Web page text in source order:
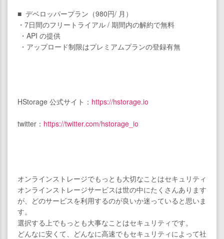
■ デベロッパープラン（980円/ 月）
・7日間のフリートライアル / 期間内の解約で無料
・API の提供
・アップロード制限はプレミアムプランの登録有無
HStorage 公式サイト： https://hstorage.io
twitter： https://twitter.com/hstorage_io
オンラインストレージでもっとも大切なことはセキュリティ
オンラインストレージサービスは世の中にたくさんあります
が、どのサービスを利用するのが良いか迷っていると思いま
す。
選択する上でもっとも大事なことはセキュリティです。
どんなに安くて、どんなに高速でもセキュリティによって社